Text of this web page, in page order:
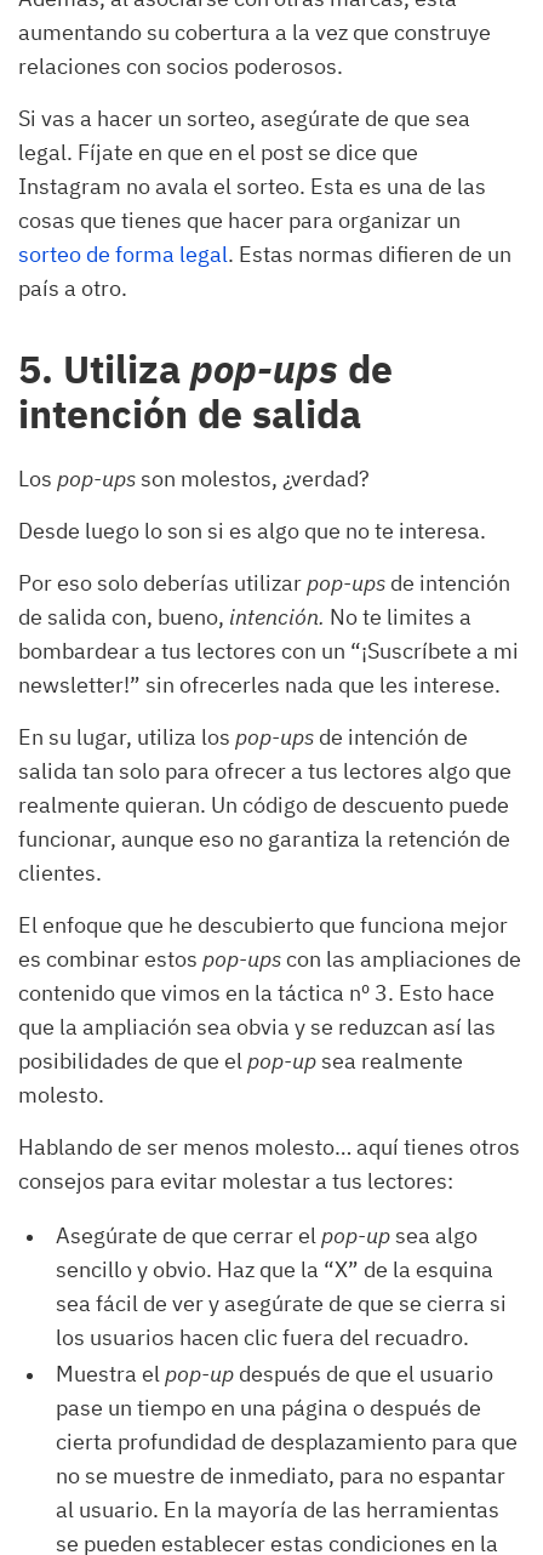
aumentando su cobertura a la vez que construye
relaciones con socios poderosos.
Si vas a hacer un sorteo, asegúrate de que sea
legal. Fíjate en que en el post se dice que
Instagram no avala el sorteo. Esta es una de las
cosas que tienes que hacer para organizar un
sorteo de forma legal. Estas normas difieren de un
país a otro.
5. Utilizapop-ups de
intención de salida
Los pop-upsson molestos, ¿verdad?
Desde luego lo son si es algo que no te interesa.
Por eso solo deberías utilizarpop-ups de intención
de salida con, bueno, intención. No te limites a
bombardear a tus lectores con un “¡Suscríbete a mi
newsletter!” sin ofrecerles nada que les interese.
En su lugar, utiliza los pop-ups de intención de
salida tan solo para ofrecer a tus lectores algo que
realmente quieran. Un código de descuento puede
funcionar, aunque eso no garantiza la retención de
clientes.
El enfoque que he descubierto que funciona mejor
es combinar estos pop-upscon las ampliaciones de
contenido que vimos en la táctica nº 3. Esto hace
que la ampliación sea obvia y se reduzcan así las
posibilidades de que elpop-upsea realmente
molesto.
Hablando de ser menos molesto… aquí tienes otros
consejos para evitar molestar a tus lectores:
Asegúrate de que cerrar elpop-upsea algo
sencillo y obvio. Haz que la “X” de la esquina
sea fácil de ver y asegúrate de que se cierra si
los usuarios hacen clic fuera del recuadro.
Muestra elpop-up después de que el usuario
pase un tiempo en una página o después de
cierta profundidad de desplazamiento para que
no se muestre de inmediato, para no espantar
al usuario. En la mayoría de las herramientas
se pueden establecer estas condiciones en la